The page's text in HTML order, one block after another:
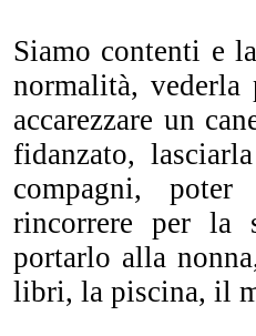
Siamo contenti e
normalità, vederla
accarezzare un
fidanzato,
compagni,
rincorrere per la
portarlo alla
libri, la piscina, il